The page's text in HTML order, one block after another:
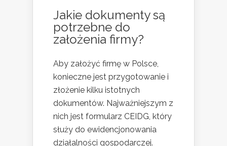
Jakie dokumenty są
potrzebne do
założenia firmy?
Aby założyć firmę w Polsce,
konieczne jest przygotowanie i
złożenie kilku istotnych
dokumentów. Najważniejszym z
nich jest formularz CEIDG, który
służy do ewidencjonowania
działalności gospodarczej.